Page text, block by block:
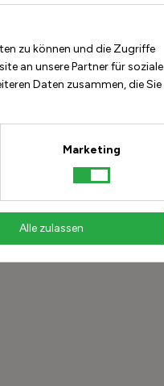
zu können und die Zugriffe
an unsere Partner für soziale
Daten zusammen, die Sie
Marketing
Alle zulassen
+3